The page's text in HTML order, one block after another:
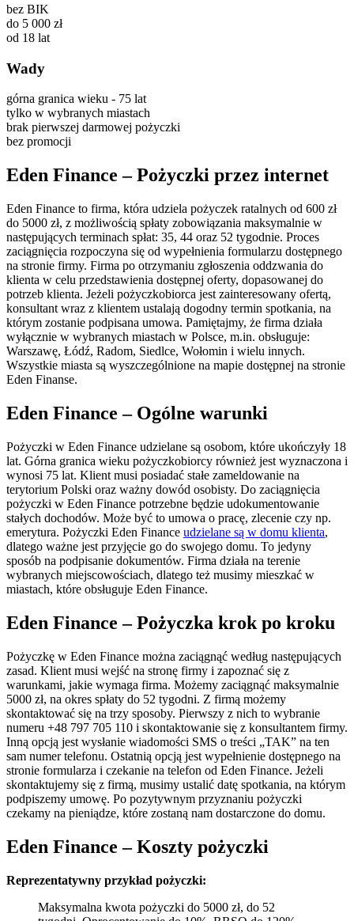
bez BIK
do 5 000 zł
od 18 lat
Wady
górna granica wieku - 75 lat
tylko w wybranych miastach
brak pierwszej darmowej pożyczki
bez promocji
Eden Finance – Pożyczki przez internet
Eden Finance to firma, która udziela pożyczek ratalnych od 600 zł
do 5000 zł, z możliwością spłaty zobowiązania maksymalnie w
następujących terminach spłat: 35, 44 oraz 52 tygodnie. Proces
zaciągnięcia rozpoczyna się od wypełnienia formularzu dostępnego
na stronie firmy. Firma po otrzymaniu zgłoszenia oddzwania do
klienta w celu przedstawienia dostępnej oferty, dopasowanej do
potrzeb klienta. Jeżeli pożyczkobiorca jest zainteresowany ofertą,
konsultant wraz z klientem ustalają dogodny termin spotkania, na
którym zostanie podpisana umowa. Pamiętajmy, że firma działa
wyłącznie w wybranych miastach w Polsce, m.in. obsługuje:
Warszawę, Łódź, Radom, Siedlce, Wołomin i wielu innych.
Wszystkie miasta są wyszczególnione na mapie dostępnej na stronie
Eden Finanse.
Eden Finance – Ogólne warunki
Pożyczki w Eden Finance udzielane są osobom, które ukończyły 18
lat. Górna granica wieku pożyczkobiorcy również jest wyznaczona i
wynosi 75 lat. Klient musi posiadać stałe zameldowanie na
terytorium Polski oraz ważny dowód osobisty. Do zaciągnięcia
pożyczki w Eden Finance potrzebne będzie udokumentowanie
stałych dochodów. Może być to umowa o pracę, zlecenie czy np.
emerytura. Pożyczki Eden Finance udzielane są w domu klienta,
dlatego ważne jest przyjęcie go do swojego domu. To jedyny
sposób na podpisanie dokumentów. Firma działa na terenie
wybranych miejscowościach, dlatego też musimy mieszkać w
miastach, które obsługuje Eden Finance.
Eden Finance – Pożyczka krok po kroku
Pożyczkę w Eden Finance można zaciągnąć według następujących
zasad. Klient musi wejść na stronę firmy i zapoznać się z
warunkami, jakie wymaga firma. Możemy zaciągnąć maksymalnie
5000 zł, na okres spłaty do 52 tygodni. Z firmą możemy
skontaktować się na trzy sposoby. Pierwszy z nich to wybranie
numeru +48 797 705 110 i skontaktowanie się z konsultantem firmy.
Inną opcją jest wysłanie wiadomości SMS o treści „TAK” na ten
sam numer telefonu. Ostatnią opcją jest wypełnienie dostępnego na
stronie formularza i czekanie na telefon od Eden Finance. Jeżeli
skontaktujemy się z firmą, musimy ustalić datę spotkania, na którym
podpiszemy umowę. Po pozytywnym przyznaniu pożyczki
czekamy na pieniądze, które zostaną nam dostarczone do domu.
Eden Finance – Koszty pożyczki
Reprezentatywny przykład pożyczki:
Maksymalna kwota pożyczki do 5000 zł, do 52